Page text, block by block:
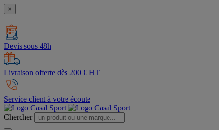
×
Devis sous 48h
Livraison offerte dès 200 € HT
Service client à votre écoute
Chercher